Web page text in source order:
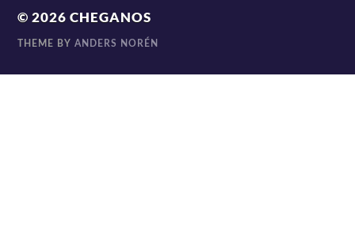
© 2026CHEGANOS
THEME BYANDERS NORÉN